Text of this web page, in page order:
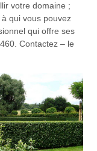
votre domaine ;
qui vous pouvez
qui offre ses
Contactez – le